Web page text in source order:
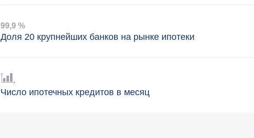
99,9 %
Доля 20 крупнейших банков на рынке ипотеки
Число ипотечных кредитов в месяц